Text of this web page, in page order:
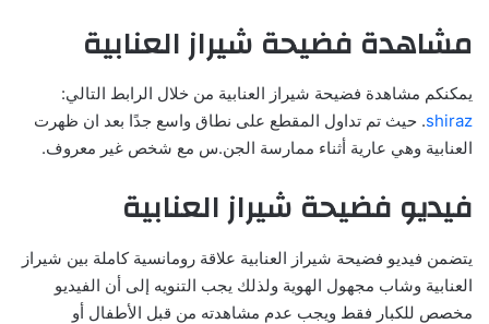
مشاهدة فضيحة شيراز العنابية
يمكنكم مشاهدة فضيحة شيراز العنابية من خلال الرابط التالي:
shiraz. حيث تم تداول المقطع على نطاق واسع جدًا بعد ان ظهرت
العنابية وهي عارية أثناء ممارسة الجن.س مع شخص غير معروف.
فيديو فضيحة شيراز العنابية
يتضمن فيديو فضيحة شيراز العنابية علاقة رومانسية كاملة بين شيراز
العنابية وشاب مجهول الهوية ولذلك يجب التنويه إلى أن الفيديو
مخصص للكبار فقط ويجب عدم مشاهدته من قبل الأطفال أو